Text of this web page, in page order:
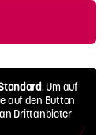
. Um auf
auf den Button
Drittanbieter